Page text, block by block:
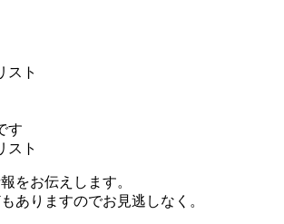
す
をお伝えします。
ありますのでお見逃しなく。